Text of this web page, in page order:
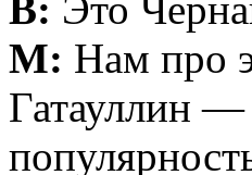
В: Это
М: Нам про
Гатауллин —